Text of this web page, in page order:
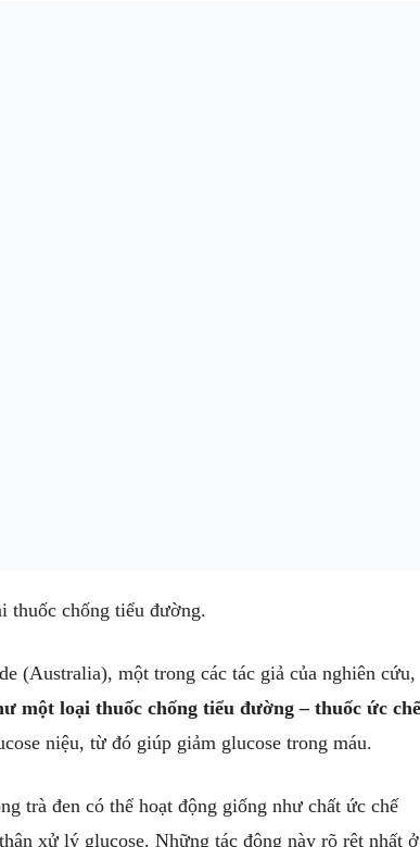
thuốc chống tiểu đường.
một loại thuốc chống tiểu đường – thuốc ức chế
xử lý glucose. Những tác động này rõ rệt nhất ở